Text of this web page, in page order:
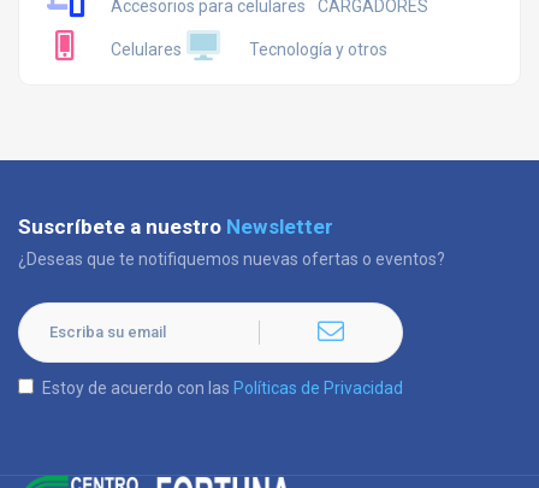
Accesorios para celulares CARGADORES
Celulares Tecnología y otros
Suscríbete a nuestro Newsletter
¿Deseas que te notifiquemos nuevas ofertas o eventos?
Estoy de acuerdo con las Políticas de Privacidad